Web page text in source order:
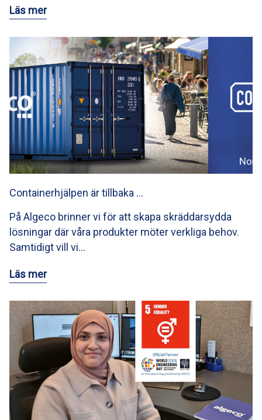
Läs mer
Containerhjälpen är tillbaka …
På Algeco brinner vi för att skapa skräddarsydda
lösningar där våra produkter möter verkliga behov.
Samtidigt vill vi…
Läs mer